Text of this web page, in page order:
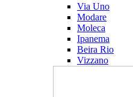
Via Uno
Modare
Moleca
Ipanema
Beira Rio
Vizzano